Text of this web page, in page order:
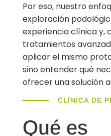
Por eso, nuestro
exploración
experiencia clínica y,
tratamientos
aplicar el mismo
sino entender qué
ofrecer una solución
CLÍNICA DE
Qué es